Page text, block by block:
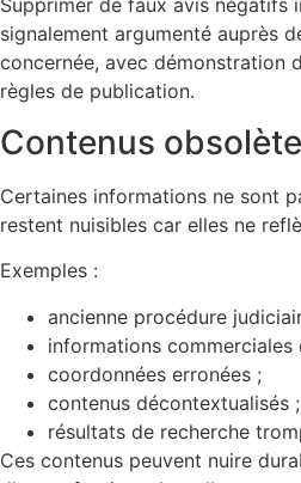
Supprimer de faux avis négatifs
signalement argumenté auprès
concernée, avec démonstration
règles de publication.
Contenus
Certaines informations ne sont
restent nuisibles car elles ne
Exemples :
ancienne procédure
informations commerciales
coordonnées erronées ;
contenus décontextualisés ;
résultats de recherche
Ces contenus peuvent nuire